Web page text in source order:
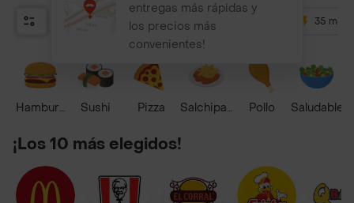
entregas más rápidas y
los precios más
convenientes!
Relevancia Promos 35 mins
HamburguesaSushi Pizza Salchipapas Pollo Saludable
¡Los 10 más elegidos!